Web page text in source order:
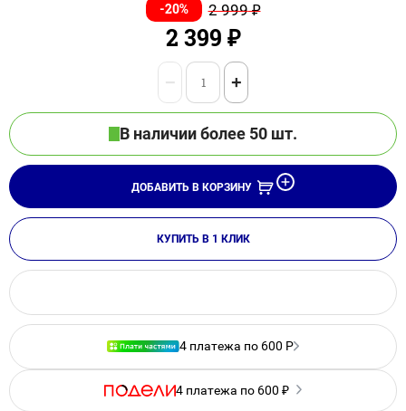
-20% 2 999₽
2 399 ₽
− +
В наличии более 50 шт.
ДОБАВИТЬ В КОРЗИНУ
КУПИТЬ В 1 КЛИК
4 платежа по 600 ₽
4 платежа по 600 Р